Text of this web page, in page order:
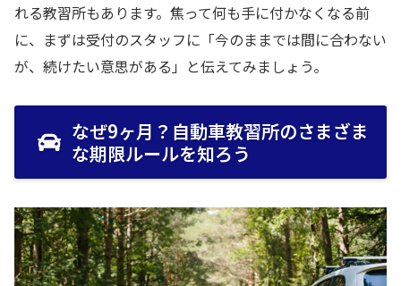
れる教習所もあります。焦って何も手に付かなくなる前
に、まずは受付のスタッフに「今のままでは間に合わない
が、続けたい意思がある」と伝えてみましょう。
なぜ9ヶ月？自動車教習所のさまざま
な期限ルールを知ろう